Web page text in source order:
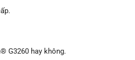
G3260 hay không.